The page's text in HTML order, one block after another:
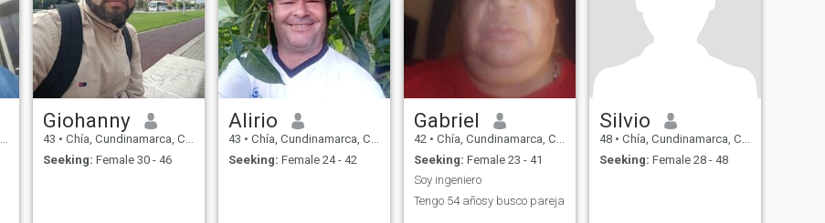
Giohanny
43 • Chía, Cundinamarca, Colombia
Seeking: Female 30 - 46
Alirio
43 • Chía, Cundinamarca, Colombia
Seeking: Female 24 - 42
Gabriel
42 • Chía, Cundinamarca, Colombia
Seeking: Female 23 - 41
Soy ingeniero
Tengo 54 añosy busco pareja
Silvio
48 • Chía, Cundinamarca, Colombia
Seeking: Female 28 - 48